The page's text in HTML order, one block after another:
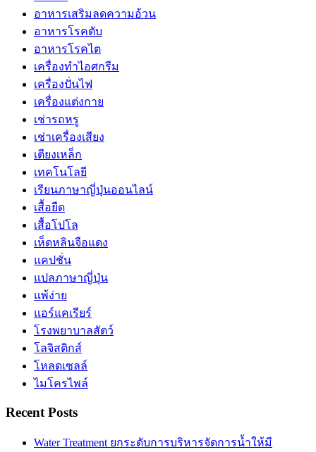
อาหารเสริมลดความอ้วน
อาหารโรคตับ
อาหารโรคไต
เครื่องทำไอศกรีม
เครื่องปั่นไฟ
เครื่องแต่งกาย
เช่ารถหรู
เช่าเครื่องเสียง
เตียงเหล็ก
เทคโนโลยี
เรียนภาษาญี่ปุ่นออนไลน์
เสื้อยืด
เสื้อโปโล
เห็ดหลินจือแดง
แคปชั่น
แปลภาษาญี่ปุ่น
แพ้ง่าย
แอร์แคเรียร์
โรงพยาบาลสัตว์
โลจิสติกส์
โหลดเซลล์
ไมโครไพล์
Recent Posts
Water Treatment ยกระดับการบริหารจัดการน้ำให้มี